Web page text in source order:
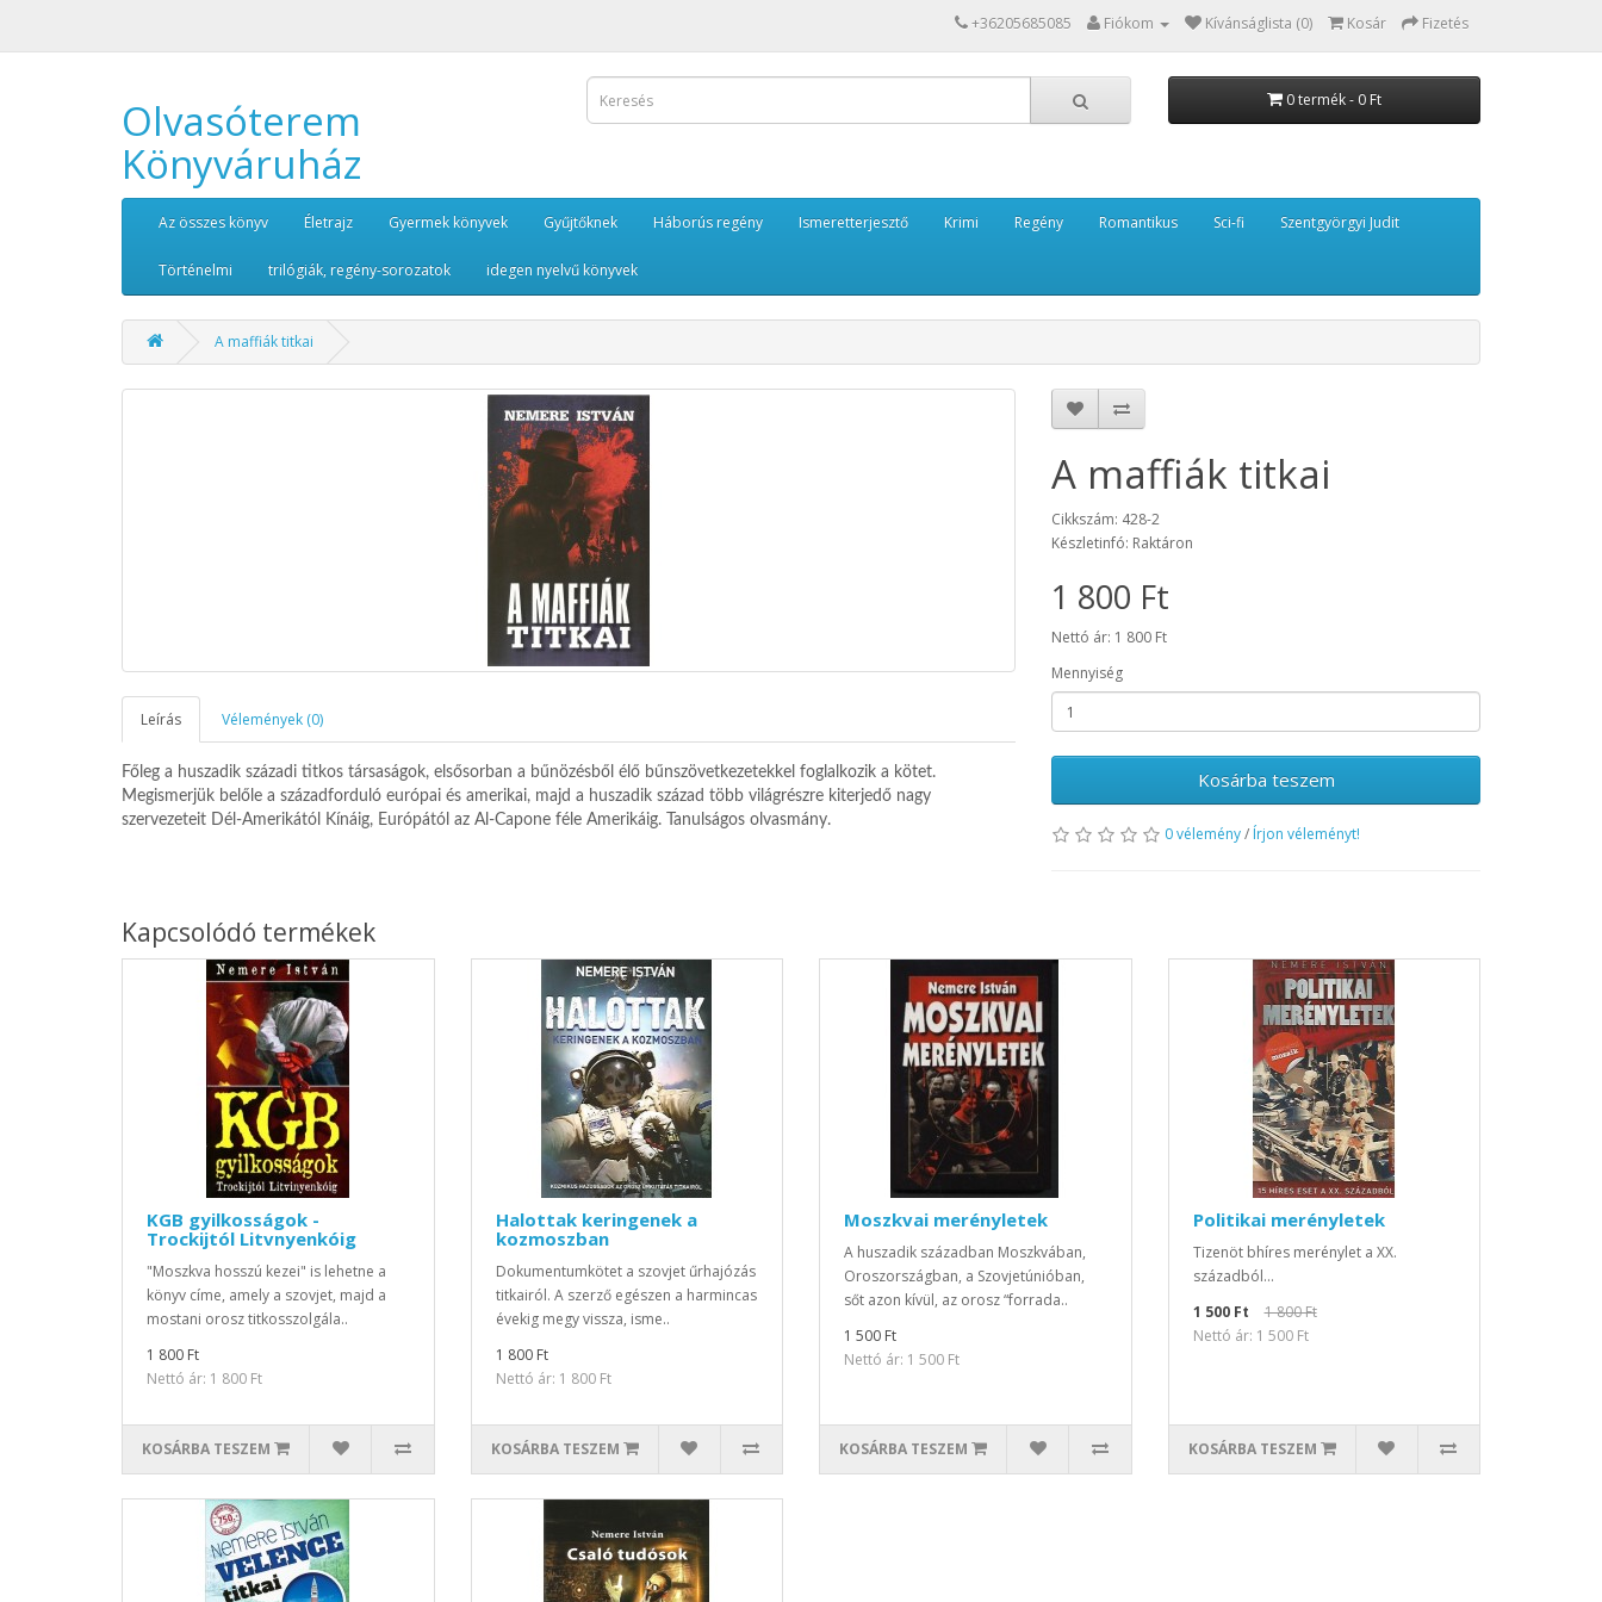
+36205685085 Fiókom Kívánságlista (0) Kosár Fizetés
Olvasóterem
Könyváruház
0 termék - 0 Ft
Az összes könyv Életrajz Gyermek könyvek Gyűjtőknek Háborús regény Ismeretterjesztő Krimi Regény Romantikus Sci-fi Szentgyörgyi Judit
Történelmi trilógiák, regény-sorozatok idegen nyelvű könyvek
A maffiák titkai
Leírás Vélemények (0)
Főleg a huszadik századi titkos társaságok, elsősorban a bűnözésből élő bűnszövetkezetekkel foglalkozik a kötet.
Megismerjük belőle a századforduló európai és amerikai, majd a huszadik század több világrészre kiterjedő nagy
szervezeteit Dél-Amerikától Kínáig, Európától az Al-Capone féle Amerikáig. Tanulságos olvasmány.
A maffiák titkai
Cikkszám: 428-2
Készletinfó: Raktáron
1 800 Ft
Nettó ár: 1 800 Ft
Mennyiség
Kosárba teszem
0 vélemény/ Írjon véleményt!
Kapcsolódó termékek
KGB gyilkosságok -
Trockijtól Litvnyenkóig
"Moszkva hosszú kezei" is lehetne a
könyv címe, amely a szovjet, majd a
mostani orosz titkosszolgála..
1 800 Ft
Nettó ár: 1 800 Ft
KOSÁRBA TESZEM
Halottak keringenek a
kozmoszban
Dokumentumkötet a szovjet űrhajózás
titkairól. A szerző egészen a harmincas
évekig megy vissza, isme..
1 800 Ft
Nettó ár: 1 800 Ft
KOSÁRBA TESZEM
Moszkvai merényletek
A huszadik században Moszkvában,
Oroszországban, a Szovjetúnióban,
sőt azon kívül, az orosz “forrada..
1 500 Ft
Nettó ár: 1 500 Ft
KOSÁRBA TESZEM
Politikai merényletek
Tizenöt bhíres merénylet a XX.
századból...
1 500 Ft
1 800 Ft
Nettó ár: 1 500 Ft
KOSÁRBA TESZEM